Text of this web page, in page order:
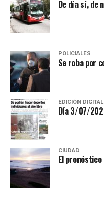
De día sí, de
POLICIALES
Se roba por
EDICIÓN DIGITAL
Día 3/07/
CIUDAD
El